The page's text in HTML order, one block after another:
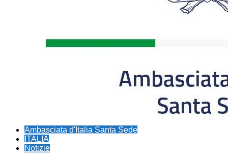
Ambasciata d'Italia Santa Sede
ITALIA
Notizie